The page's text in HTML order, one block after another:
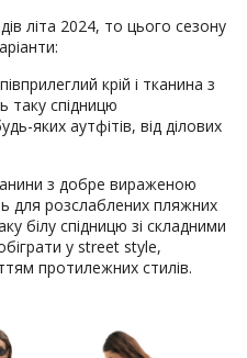
літа 2024, то цього сезону
крій і тканина з
таку спідницю
яких аутфітів, від ділових
з добре вираженою
для розслаблених пляжних
білу спідницю зі складними
у street style,
протилежних стилів.